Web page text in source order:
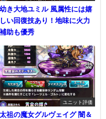
幼き大地ユミル 風属性には嬉
しい回復技あり！地味に火力
補助も優秀
ユニット評価
太祖の魔女グルヴェイグ 闇＆